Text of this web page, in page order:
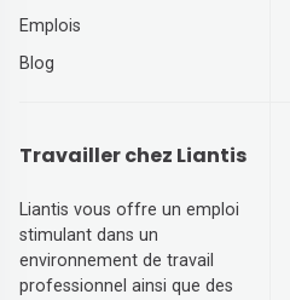
Emplois
Blog
Travailler chez Liantis
Liantis vous offre un emploi
stimulant dans un
environnement de travail
professionnel ainsi que des